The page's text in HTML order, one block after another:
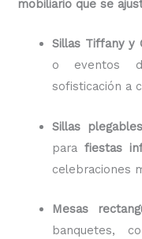
mobiliario que se
Sillas Tiffany y
o eventos
sofisticación a
Sillas plegables
parafiestas
celebraciones
Mesas
banquetes,